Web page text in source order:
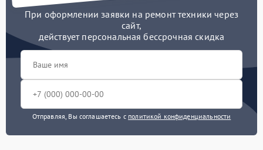
При оформлении заявки на ремонт техники через
сайт,
действует персональная бессрочная скидка
Отправляя, Вы соглашаетесь с политикой конфиденциальности